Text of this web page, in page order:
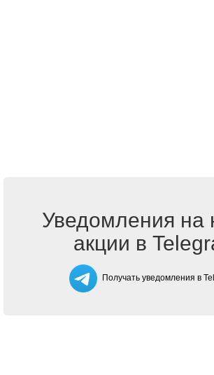
Уведомления на
акции в
Получать уведомления в